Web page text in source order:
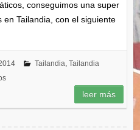
conseguimos una super
Tailandia, con el siguiente
Tailandia Tailandia
leer más